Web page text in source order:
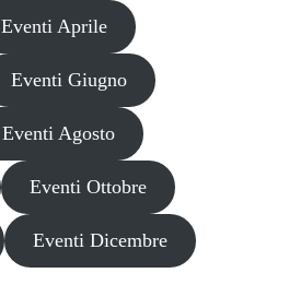
Eventi Aprile
Eventi Giugno
Eventi Agosto
Eventi Ottobre
Eventi Dicembre